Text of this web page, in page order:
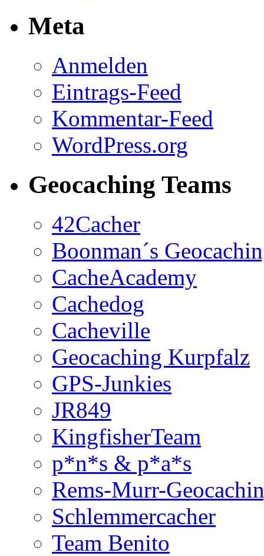
Meta
Anmelden
Eintrags-Feed
Kommentar-Feed
WordPress.org
Geocaching Teams
42Cacher
Boonman´s
CacheAcademy
Cachedog
Cacheville
Geocaching Kurpfalz
GPS-Junkies
JR849
KingfisherTeam
p*n*s & p*a*s
Rems-Murr-
Schlemmercacher
Team Benito